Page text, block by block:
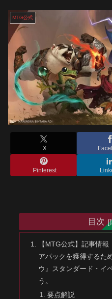
MTG公式
X
Pinterest
目次
【MTG公式】記事情
アパックを獲得するた
ウ』スタンダード・イ
う。
要点解説